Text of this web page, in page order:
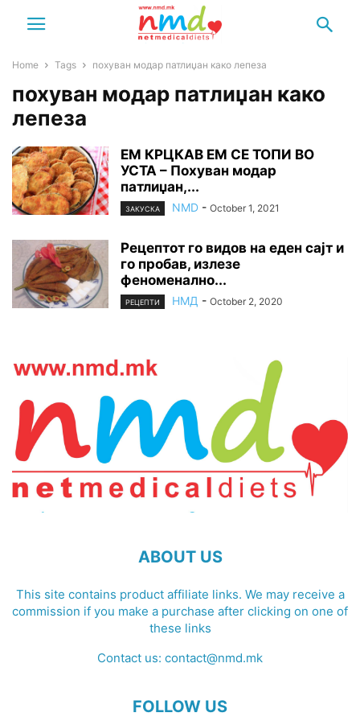
Home Tags похуван модар патлиџан како лепеза
похуван модар патлиџан како
лепеза
ЕМ КРЦКАВ ЕМ СЕ ТОПИ ВО
УСТА – Похуван модар
патлиџан,...
ЗАКУСКА NMD - October 1, 2021
Рецептот го видов на еден сајт и
го пробав, излезе
феноменално...
РЕЦЕПТИ НМД - October 2, 2020
ABOUT US
This site contains product affiliate links. We may receive a
commission if you make a purchase after clicking on one of
these links
Contact us: contact@nmd.mk
FOLLOW US